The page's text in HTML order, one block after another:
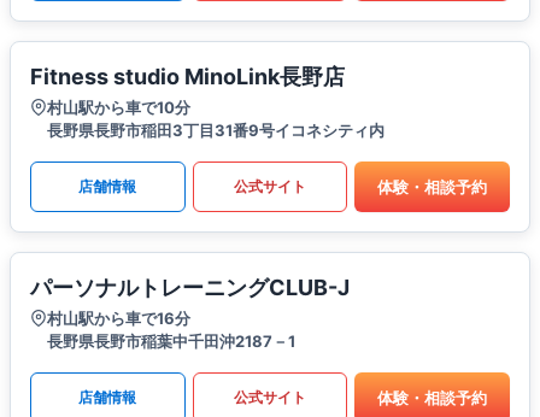
Fitness studio MinoLink長野店
村山駅から車で10分
長野県長野市稲田3丁目31番9号イコネシティ内
店舗情報 公式サイト 体験・相談予約
パーソナルトレーニングCLUB-J
村山駅から車で16分
長野県長野市稲葉中千田沖2187－1
店舗情報 公式サイト 体験・相談予約